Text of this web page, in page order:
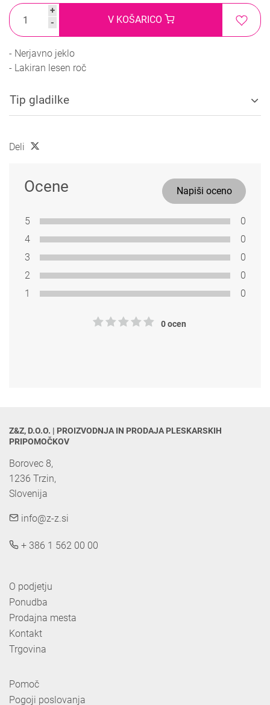
+
-
V KOŠARICO
- Nerjavno jeklo
- Lakiran lesen roč
Tip gladilke
Deli
Ocene Napiši oceno
5
0
4
0
3
0
2
0
1
0
0 ocen
Z&Z, D.O.O. | PROIZVODNJA IN PRODAJA PLESKARSKIH
PRIPOMOČKOV
Borovec 8,
1236 Trzin,
Slovenija
info@z-z.si
+ 386 1 562 00 00
O podjetju
Ponudba
Prodajna mesta
Kontakt
Trgovina
Pomoč
Pogoji poslovanja